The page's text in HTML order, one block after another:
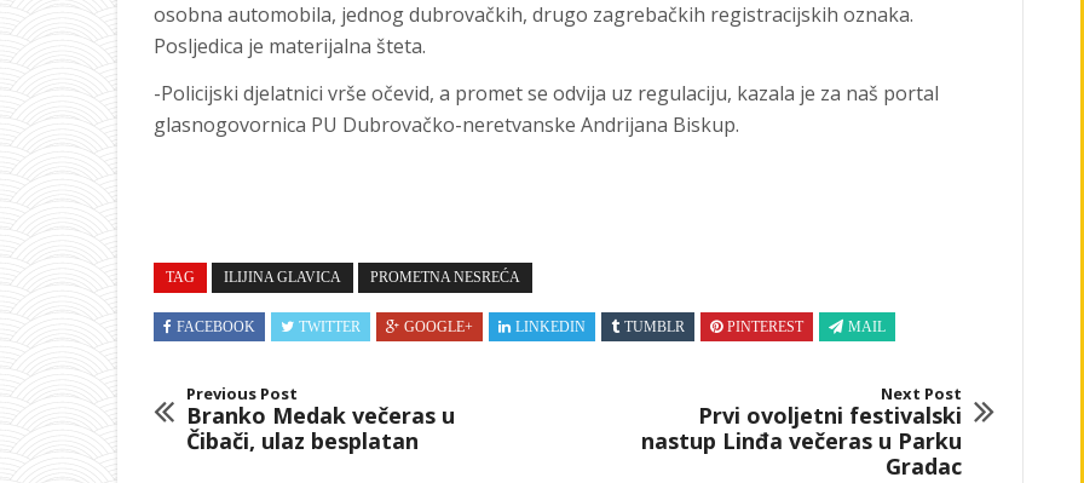
osobna automobila, jednog dubrovačkih, drugo zagrebačkih registracijskih oznaka.
Posljedica je materijalna šteta.
-Policijski djelatnici vrše očevid, a promet se odvija uz regulaciju, kazala je za naš portal
glasnogovornica PU Dubrovačko-neretvanske Andrijana Biskup.
TAG ILIJINA GLAVICA PROMETNA NESREĆA
FACEBOOK TWITTER GOOGLE+ LINKEDIN TUMBLR PINTEREST MAIL
Previous Post
Branko Medak večeras u
Čibači, ulaz besplatan
Next Post
Prvi ovoljetni festivalski
nastup Linđa večeras u Parku
Gradac